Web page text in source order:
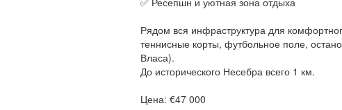
Рядом вся инфраструктура для
теннисные корты, футбольное поле,
Власа).
До исторического Несебра всего 1 км.
Цена: €47 000